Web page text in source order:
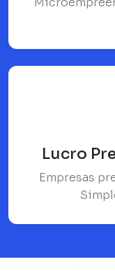
Lucro
Empresas